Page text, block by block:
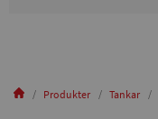
Produkter Tankar